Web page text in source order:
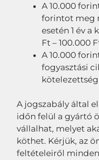
A 10.000
forintot meg
esetén 1 év a
Ft – 100.000
A 10.000
fogyasztási
A jogszabály által
időn felül a gyártó
vállalhat, melyet
köthet. Kérjük, az
feltételeiről